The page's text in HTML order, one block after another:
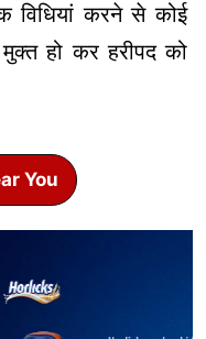
विधियां करने से कोई
हो कर हरीपद को
You